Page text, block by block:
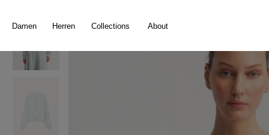
Damen Herren Collections About